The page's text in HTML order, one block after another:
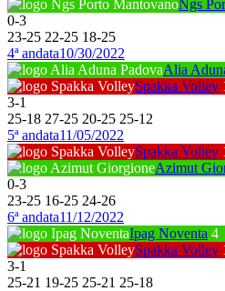
Ngs
0-3
23-25 22-25 18-25
4ª andata10/30/2022
Alia
Spakka Volley
3-1
25-18 27-25 20-25 25-12
5ª andata11/05/2022
Spakka Volley
Azimut
0-3
23-25 16-25 24-26
6ª andata11/12/2022
Ipag Noventa 4
Spakka Volley
3-1
25-21 19-25 25-21 25-18